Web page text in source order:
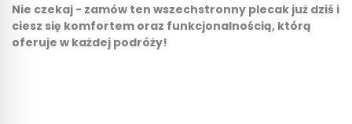
Nie czekaj - zamów ten wszechstronny plecak już dziś i
ciesz się komfortem oraz funkcjonalnością, którą
oferuje w każdej podróży!